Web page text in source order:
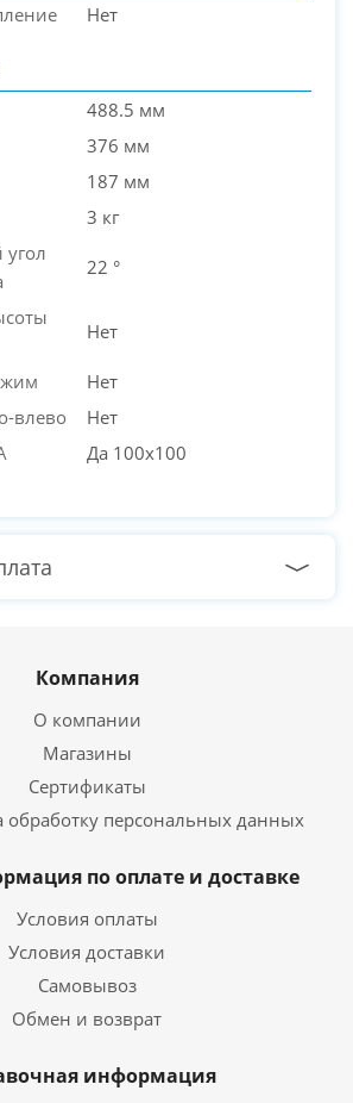
Нет
488.5 мм
376 мм
187 мм
3 кг
22 °
Нет
Нет
влево
Нет
Да 100x100
Компания
О компании
Магазины
Сертификаты
обработку персональных данных
по оплате и доставке
Условия оплаты
Условия доставки
Самовывоз
Обмен и возврат
информация